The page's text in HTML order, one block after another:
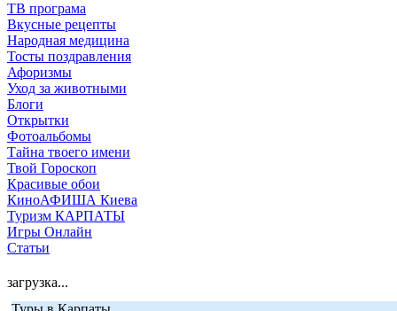
ТВ програма
Вкусные рецепты
Народная медицина
Тосты поздравления
Афоризмы
Уход за животными
Блоги
Открытки
Фотоальбомы
Тайна твоего имени
Твой Гороскоп
Красивые обои
КиноАФИША Киева
Туризм КАРПАТЫ
Игры Онлайн
Статьи
загрузка...